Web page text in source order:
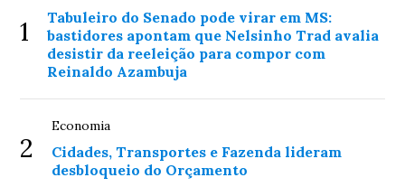
1
Tabuleiro do Senado pode virar em MS:
bastidores apontam que Nelsinho Trad avalia
desistir da reeleição para compor com
Reinaldo Azambuja
2
Economia
Cidades, Transportes e Fazenda lideram
desbloqueio do Orçamento